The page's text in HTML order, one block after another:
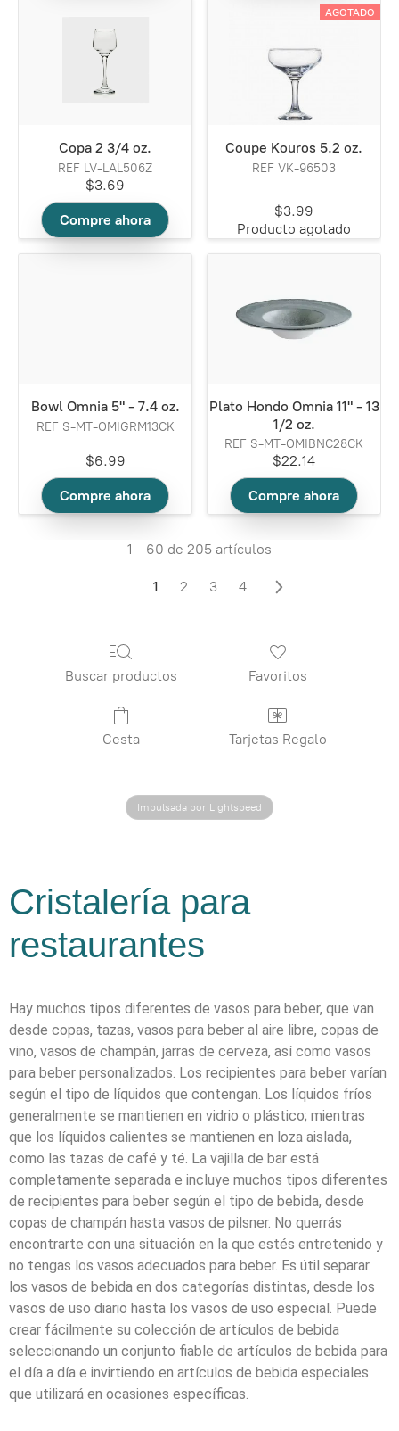
Copa 2 3/4 oz.
REF LV-LAL506Z
$3.69
Compre ahora
AGOTADO
Coupe Kouros 5.2 oz.
REF VK-96503
$3.99
Producto agotado
Bowl Omnia 5" - 7.4 oz.
REF S-MT-OMIGRM13CK
$6.99
Compre ahora
Plato Hondo Omnia 11" - 13
1/2 oz.
REF S-MT-OMIBNC28CK
$22.14
Compre ahora
1 - 60 de 205 artículos
1 2 3 4
Buscar productos Favoritos
Cesta Tarjetas Regalo
Impulsada por Lightspeed
Cristalería para
restaurantes
Hay muchos tipos diferentes de vasos para beber, que van
desde copas, tazas, vasos para beber al aire libre, copas de
vino, vasos de champán, jarras de cerveza, así como vasos
para beber personalizados. Los recipientes para beber varían
según el tipo de líquidos que contengan. Los líquidos fríos
generalmente se mantienen en vidrio o plástico; mientras
que los líquidos calientes se mantienen en loza aislada,
como las tazas de café y té. La vajilla de bar está
completamente separada e incluye muchos tipos diferentes
de recipientes para beber según el tipo de bebida, desde
copas de champán hasta vasos de pilsner. No querrás
encontrarte con una situación en la que estés entretenido y
no tengas los vasos adecuados para beber. Es útil separar
los vasos de bebida en dos categorías distintas, desde los
vasos de uso diario hasta los vasos de uso especial. Puede
crear fácilmente su colección de artículos de bebida
seleccionando un conjunto fiable de artículos de bebida para
el día a día e invirtiendo en artículos de bebida especiales
que utilizará en ocasiones específicas.